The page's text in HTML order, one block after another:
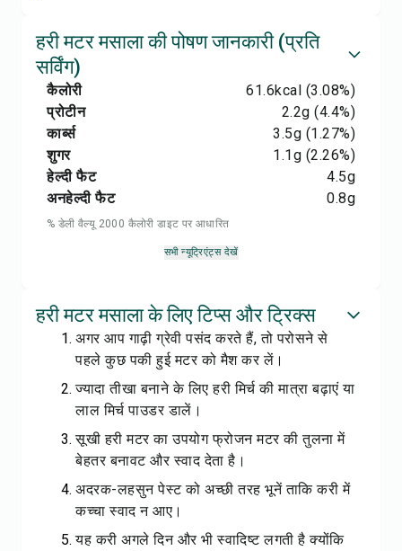
हरी मटर मसाला की पोषण जानकारी (प्रति
सर्विंग)
कैलोरी 61.6kcal (3.08%)
प्रोटीन
2.2g (4.4%)
कार्ब्स
3.5g (1.27%)
शुगर
1.1g (2.26%)
हेल्दी फैट
4.5g
अनहेल्दी फैट
0.8g
% डेली वैल्यू 2000 कैलोरी डाइट पर आधारित
सभी न्यूट्रिएंट्स देखें
हरी मटर मसाला के लिए टिप्स और ट्रिक्स
अगर आप गाढ़ी ग्रेवी पसंद करते हैं, तो परोसने से
पहले कुछ पकी हुई मटर को मैश कर लें।
ज्यादा तीखा बनाने के लिए हरी मिर्च की मात्रा बढ़ाएं या
लाल मिर्च पाउडर डालें।
सूखी हरी मटर का उपयोग फ्रोजन मटर की तुलना में
बेहतर बनावट और स्वाद देता है।
अदरक-लहसुन पेस्ट को अच्छी तरह भूनें ताकि करी में
कच्चा स्वाद न आए।
यह करी अगले दिन और भी स्वादिष्ट लगती है क्योंकि